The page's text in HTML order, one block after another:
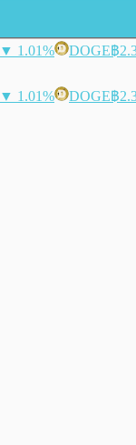
▼ 1.01% DOGE฿
▼ 1.01% DOGE฿